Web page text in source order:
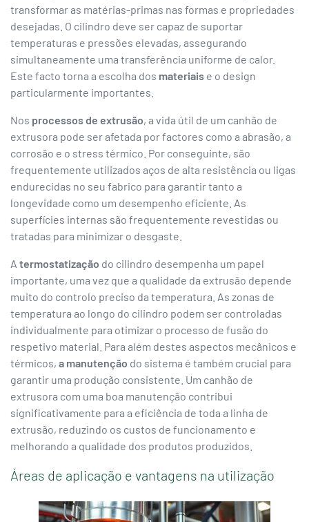
transformar as matérias-primas nas formas e propriedades
desejadas. O cilindro deve ser capaz de suportar
temperaturas e pressões elevadas, assegurando
simultaneamente uma transferência uniforme de calor.
Este facto torna a escolha dos materiais e o design
particularmente importantes.
Nos processos de extrusão, a vida útil de um canhão de
extrusora pode ser afetada por factores como a abrasão, a
corrosão e o stress térmico. Por conseguinte, são
frequentemente utilizados aços de alta resistência ou ligas
endurecidas no seu fabrico para garantir tanto a
longevidade como um desempenho eficiente. As
superfícies internas são frequentemente revestidas ou
tratadas para minimizar o desgaste.
A termostatização do cilindro desempenha um papel
importante, uma vez que a qualidade da extrusão depende
muito do controlo preciso da temperatura. As zonas de
temperatura ao longo do cilindro podem ser controladas
individualmente para otimizar o processo de fusão do
respetivo material. Para além destes aspectos mecânicos e
térmicos, a manutenção do sistema é também crucial para
garantir uma produção consistente. Um canhão de
extrusora com uma boa manutenção contribui
significativamente para a eficiência de toda a linha de
extrusão, reduzindo os custos de funcionamento e
melhorando a qualidade dos produtos produzidos.
Áreas de aplicação e vantagens na utilização